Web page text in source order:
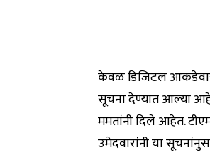
केवळ डिजिटल
सूचना देण्यात आल्या
ममतांनी दिले आहेत.
उमेदवारांनी या